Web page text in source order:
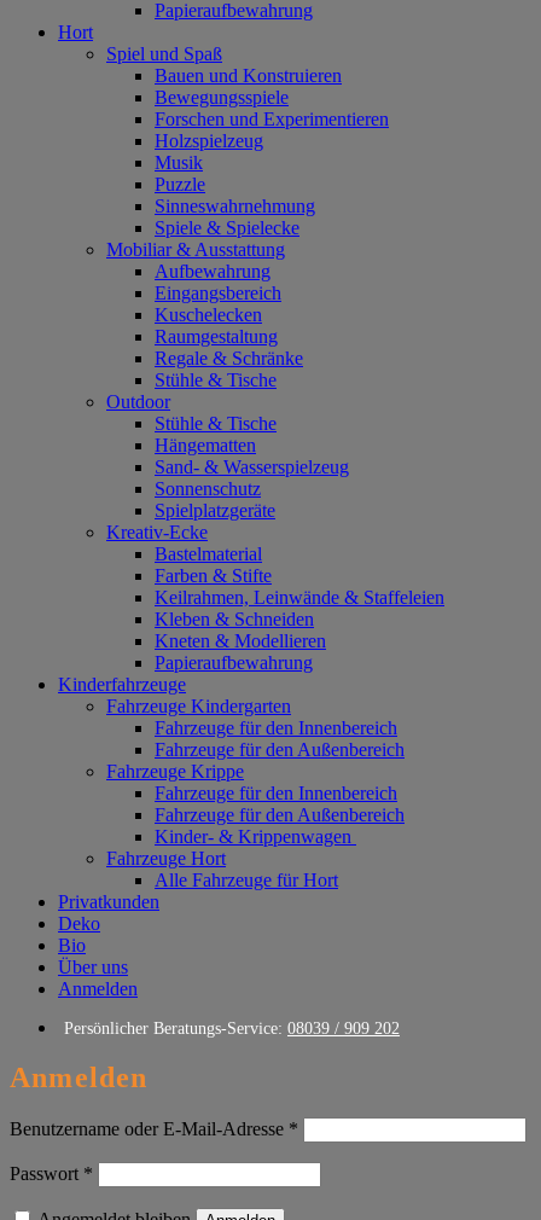
Papieraufbewahrung
Hort
Spiel und Spaß
Bauen und Konstruieren
Bewegungsspiele
Forschen und Experimentieren
Holzspielzeug
Musik
Puzzle
Sinneswahrnehmung
Spiele & Spielecke
Mobiliar & Ausstattung
Aufbewahrung
Eingangsbereich
Kuschelecken
Raumgestaltung
Regale & Schränke
Stühle & Tische
Outdoor
Stühle & Tische
Hängematten
Sand- & Wasserspielzeug
Sonnenschutz
Spielplatzgeräte
Kreativ-Ecke
Bastelmaterial
Farben & Stifte
Keilrahmen, Leinwände & Staffeleien
Kleben & Schneiden
Kneten & Modellieren
Papieraufbewahrung
Kinderfahrzeuge
Fahrzeuge Kindergarten
Fahrzeuge für den Innenbereich
Fahrzeuge für den Außenbereich
Fahrzeuge Krippe
Fahrzeuge für den Innenbereich
Fahrzeuge für den Außenbereich
Kinder- & Krippenwagen
Fahrzeuge Hort
Alle Fahrzeuge für Hort
Privatkunden
Deko
Bio
Über uns
Anmelden
Persönlicher Beratungs-Service: 08039 / 909 202
Anmelden
Benutzername oder E-Mail-Adresse *
Passwort *